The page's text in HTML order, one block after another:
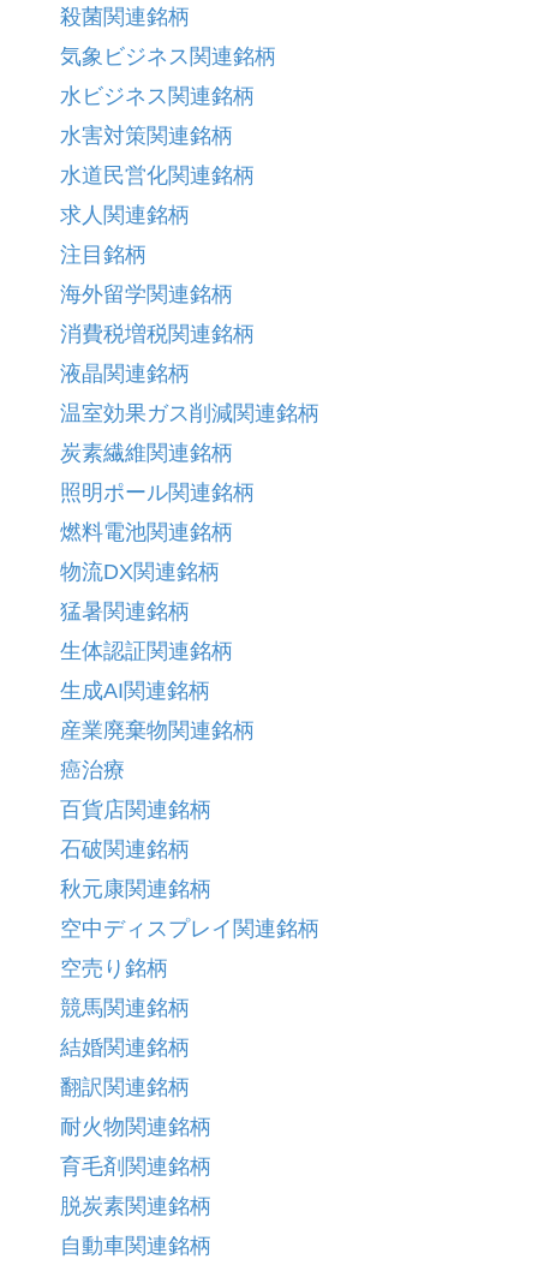
殺菌関連銘柄
気象ビジネス関連銘柄
水ビジネス関連銘柄
水害対策関連銘柄
水道民営化関連銘柄
求人関連銘柄
注目銘柄
海外留学関連銘柄
消費税増税関連銘柄
液晶関連銘柄
温室効果ガス削減関連銘柄
炭素繊維関連銘柄
照明ポール関連銘柄
燃料電池関連銘柄
物流DX関連銘柄
猛暑関連銘柄
生体認証関連銘柄
生成AI関連銘柄
産業廃棄物関連銘柄
癌治療
百貨店関連銘柄
石破関連銘柄
秋元康関連銘柄
空中ディスプレイ関連銘柄
空売り銘柄
競馬関連銘柄
結婚関連銘柄
翻訳関連銘柄
耐火物関連銘柄
育毛剤関連銘柄
脱炭素関連銘柄
自動車関連銘柄